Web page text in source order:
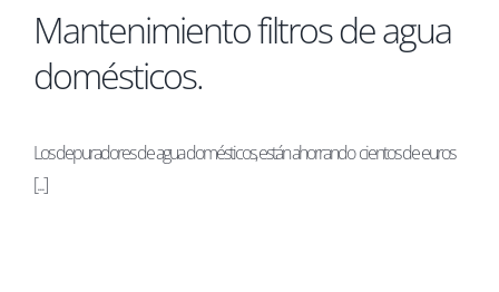
Mantenimiento filtros de agua
domésticos.
Los depuradores de agua domésticos, están ahorrando cientos de euros
[...]